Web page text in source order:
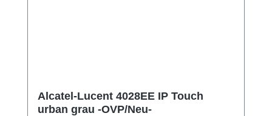
Alcatel-Lucent 4028EE IP Touch
urban grau -OVP/Neu-